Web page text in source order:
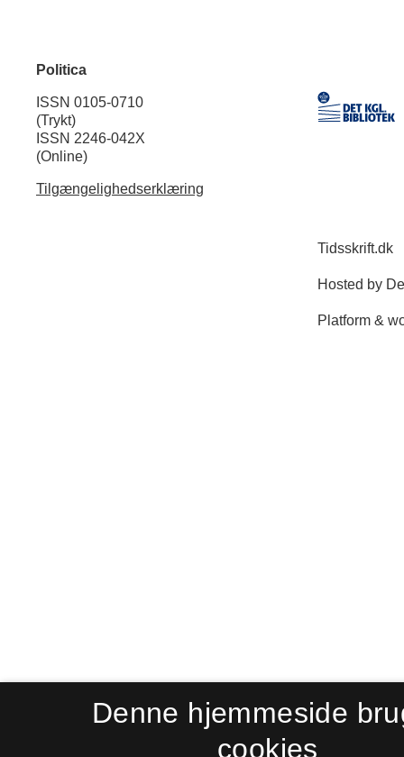
Politica
ISSN 0105-0710
(Trykt)
ISSN 2246-042X
(Online)
Tilgængelighedserklæring
Denne hjemmeside
cookies